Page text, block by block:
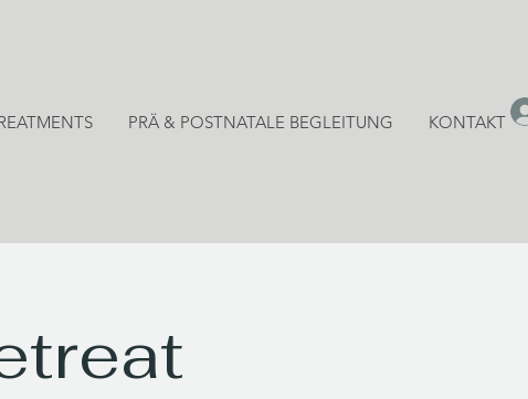
PRÄ & POSTNATALE BEGLEITUNG KONTAKT